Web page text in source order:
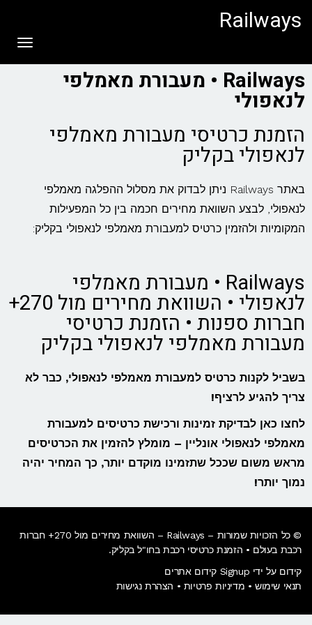
Railways
Railways • מעבורת מאמלפי
לנאפולי
הזמנת כרטיסי מעבורת מאמלפי
לנאפולי בקליק
באתר Railways ניתן לבדוק את מסלול ההפלגה מאמלפי
לנאפולי, לבצע השוואת מחירים חכמה בין כל המפעילות
המקומיות ולהזמין כרטיס למעבורת מאמלפי לנאפולי בקליק:
Railways • מעבורת מאמלפי
לנאפולי • השוואת מחירים מול 270+
חברות ספנות • הזמנת כרטיסי
מעבורת מאמלפי לנאפולי בקליק
בשביל לקנות כרטיס למעבורת מאמלפי לנאפולי, כבר לא
צריך להגיע לרציף!
לחצו כאן לבדיקת זמינות ורכישת כרטיסים למעבורת
מאמלפי לנאפולי אונליין – מומלץ להזמין את הכרטיסים
מראש משום שככל שתזמינו מוקדם יותר, כך המחיר יהיה
נמוך יותר!
© כל הזכויות שמורות – Railways – השוואת מחירים מול 270+ חברות
רכבת בעולם • הזמנת כרטיסי רכבת בחו"ל בקליק​.
קידום על ידי Signup קידום אתרים
תנאי שימוש • מדיניות פרטיות • הצהרת נגישות